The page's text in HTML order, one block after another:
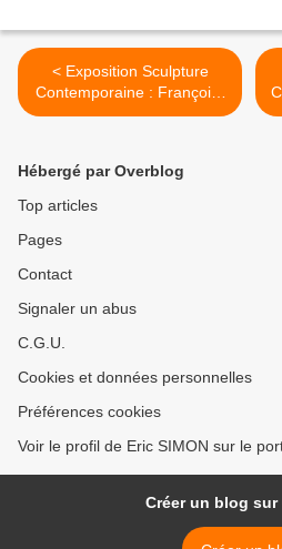
< Exposition Sculpture
Contemporaine : François-
Xavier LALANNE
Hébergé par Overblog
Top articles
Pages
Contact
Signaler un abus
C.G.U.
Cookies et données personnelles
Préférences cookies
Voir le profil de Eric SIMON sur le
Créer un blog sur